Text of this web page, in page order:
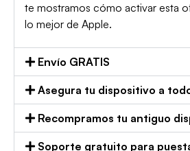
te mostramos cómo activar esta
lo mejor de Apple.
Envío GRATIS
Asegura tu dispositivo a
Recompramos tu antiguo
Soporte gratuito para